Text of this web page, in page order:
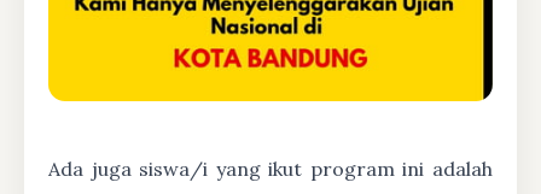
Ada juga siswa/i yang ikut program ini adalah